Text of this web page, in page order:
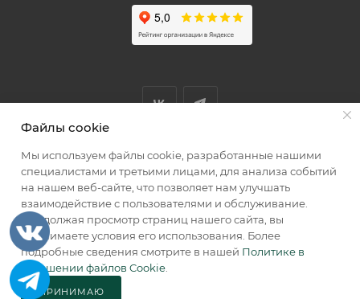
Мы принимаем к оплате
2026 © КИИК МАРКЕТ
Файлы cookie
Мы используем файлы cookie, разработанные нашими
специалистами и третьими лицами, для анализа событий
на нашем веб-сайте, что позволяет нам улучшать
взаимодействие с пользователями и обслуживание.
Продолжая просмотр страниц нашего сайта, вы
принимаете условия его использования. Более
подробные сведения смотрите в нашей Политике в
отношении файлов Cookie
ПРИНИМАЮ